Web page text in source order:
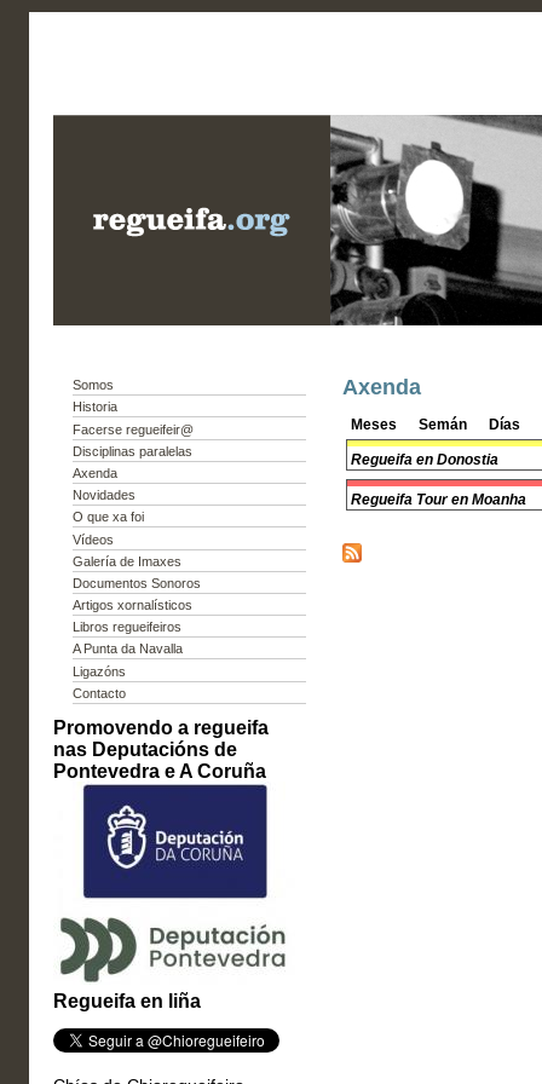
Somos
Historia
Facerse regueifeir@
Disciplinas paralelas
Axenda
Novidades
O que xa foi
Vídeos
Galería de Imaxes
Documentos Sonoros
Artigos xornalísticos
Libros regueifeiros
A Punta da Navalla
Ligazóns
Contacto
Promovendo a regueifa
nas Deputacións de
Pontevedra e A Coruña
Regueifa en liña
Axenda
Meses Semán Días
Regueifa en Donostia
Regueifa Tour en Moanha